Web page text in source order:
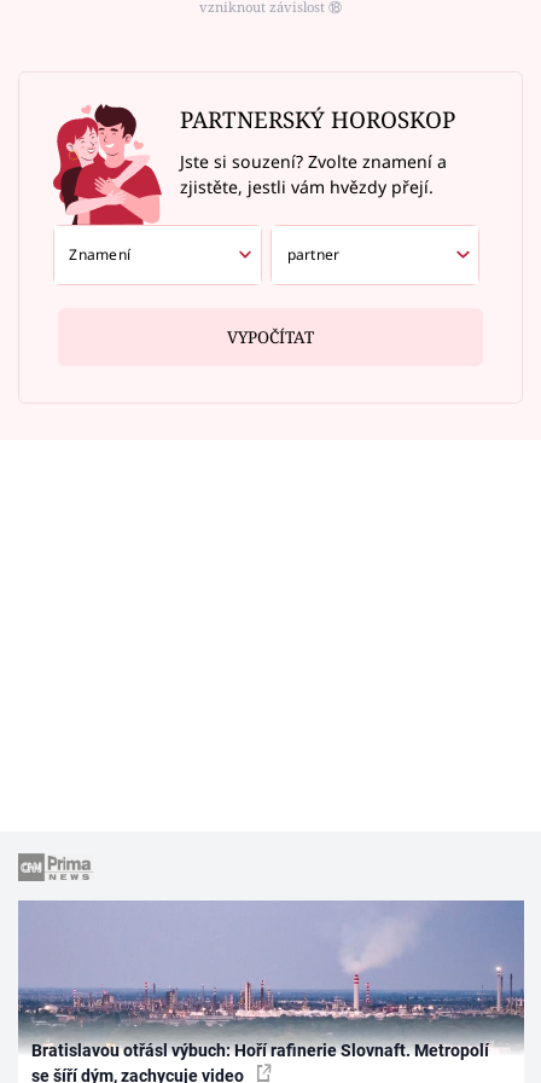
vzniknout závislost ⑱
PARTNERSKÝ HOROSKOP
Jste si souzení? Zvolte znamení a
zjistěte, jestli vám hvězdy přejí.
VYPOČÍTAT
Bratislavou otřásl výbuch: Hoří rafinerie Slovnaft. Metropolí
se šíří dým, zachycuje video